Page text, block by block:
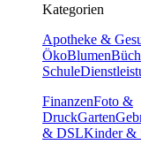
Kategorien
Apotheke &
ÖkoBlumen
Schule
FinanzenFoto &
DruckGarten
& DSLKinder &